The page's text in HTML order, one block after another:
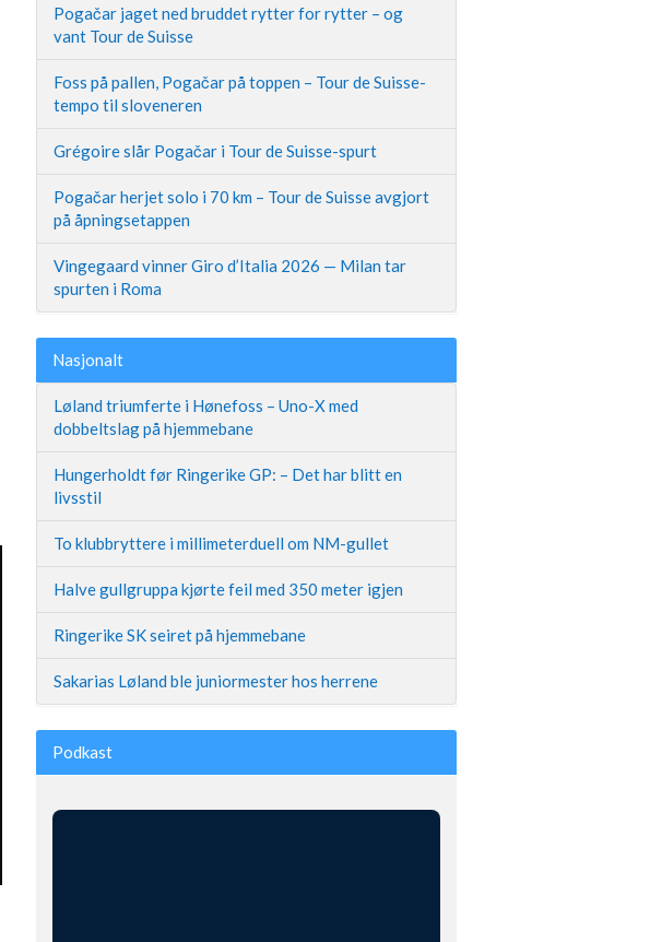
Pogačar jaget ned bruddet rytter for rytter – og
vant Tour de Suisse
Foss på pallen, Pogačar på toppen – Tour de Suisse-
tempo til sloveneren
Grégoire slår Pogačar i Tour de Suisse-spurt
Pogačar herjet solo i 70 km – Tour de Suisse avgjort
på åpningsetappen
Vingegaard vinner Giro d’Italia 2026 — Milan tar
spurten i Roma
Nasjonalt
Løland triumferte i Hønefoss – Uno-X med
dobbeltslag på hjemmebane
Hungerholdt før Ringerike GP: – Det har blitt en
livsstil
To klubbryttere i millimeterduell om NM-gullet
Halve gullgruppa kjørte feil med 350 meter igjen
Ringerike SK seiret på hjemmebane
Sakarias Løland ble juniormester hos herrene
Podkast